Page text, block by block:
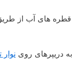
قطره های آب از طریق
به دریپرهای روی